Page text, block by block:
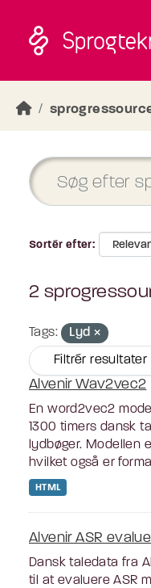
Sortér efter
2
Tags: Lyd
Filtrér resultater
Alvenir Wav2vec2
En word2vec2
1300 timers dansk
lydbøger. Modellen
hvilket også er
HTML
Alvenir ASR
Dansk taledata fra
til at evaluere ASR